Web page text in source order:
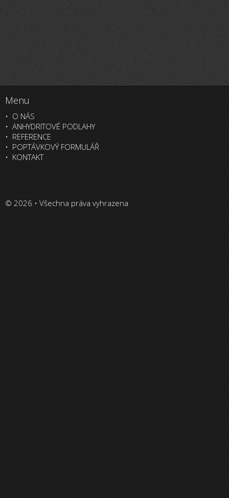
Menu
O NÁS
ANHYDRITOVÉ PODLAHY
REFERENCE
POPTÁVKOVÝ FORMULÁŘ
KONTAKT
© 2026 • Všechna práva vyhrazena